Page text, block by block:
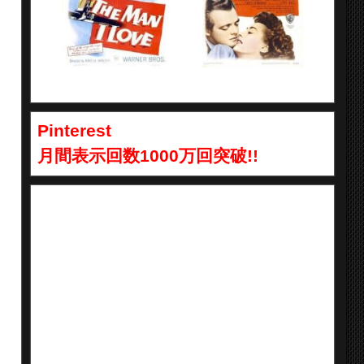
Pinterest
月間表示回数1000万回突破!!